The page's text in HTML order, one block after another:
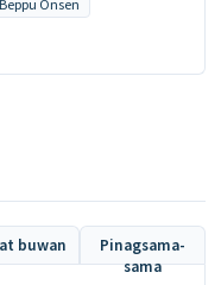
buwan
Pinagsama-
sama